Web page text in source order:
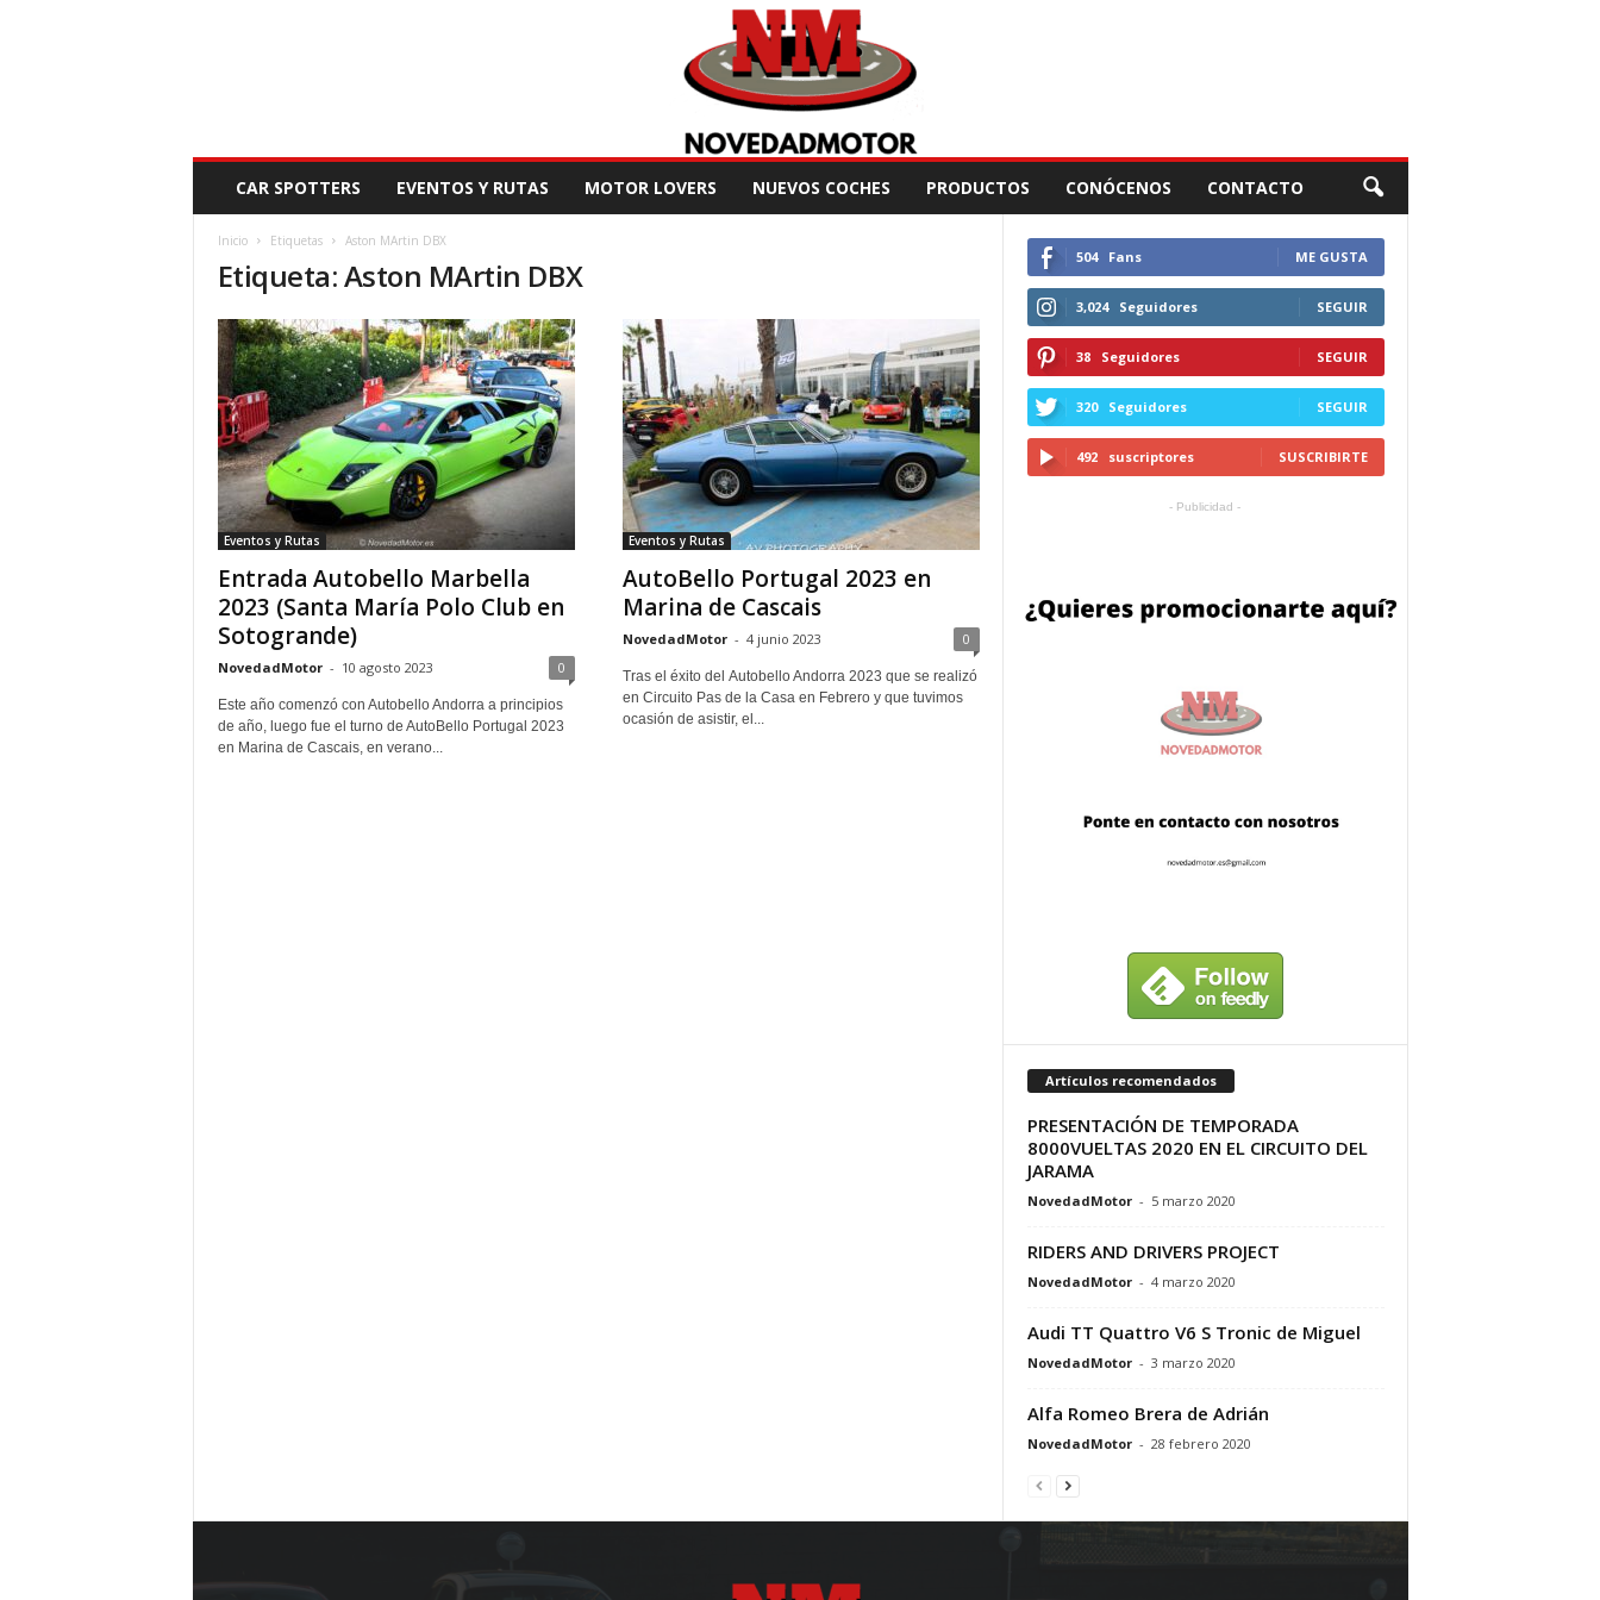
V
CAR SPOTTERS EVENTOS Y RUTAS MOTOR LOVERS NUEVOS COCHES PRODUCTOS CONÓCENOS CONTACTO
Inicio Etiquetas Aston MArtin DBX
Etiqueta: Aston MArtin DBX
Eventos y Rutas
Entrada Autobello Marbella
2023 (Santa María Polo Club en
Sotogrande)
NovedadMotor - 10 agosto 2023 0
Este año comenzó con Autobello Andorra a principios
de año, luego fue el turno de AutoBello Portugal 2023
en Marina de Cascais, en verano...
Eventos y Rutas
AutoBello Portugal 2023 en
Marina de Cascais
NovedadMotor - 4 junio 2023 0
Tras el éxito del Autobello Andorra 2023 que se realizó
en Circuito Pas de la Casa en Febrero y que tuvimos
ocasión de asistir, el...
504 Fans ME GUSTA
3,024 Seguidores SEGUIR
38 Seguidores SEGUIR
320 Seguidores SEGUIR
492 suscriptores SUSCRIBIRTE
- Publicidad -
Artículos recomendados
PRESENTACIÓN DE TEMPORADA
8000VUELTAS 2020 EN EL CIRCUITO DEL
JARAMA
NovedadMotor - 5 marzo 2020
RIDERS AND DRIVERS PROJECT
NovedadMotor - 4 marzo 2020
Audi TT Quattro V6 S Tronic de Miguel
NovedadMotor - 3 marzo 2020
Alfa Romeo Brera de Adrián
NovedadMotor - 28 febrero 2020